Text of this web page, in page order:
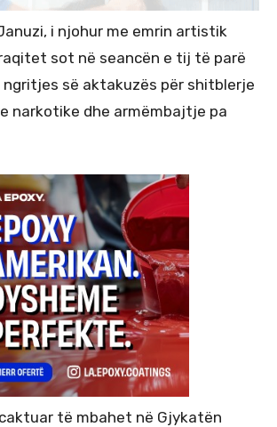
i njohur me emrin artistik
sot në seancën e tij të parë
ngritjes së aktakuzës për shitblerje
narkotike dhe armëmbajtje pa
të mbahet në Gjykatën